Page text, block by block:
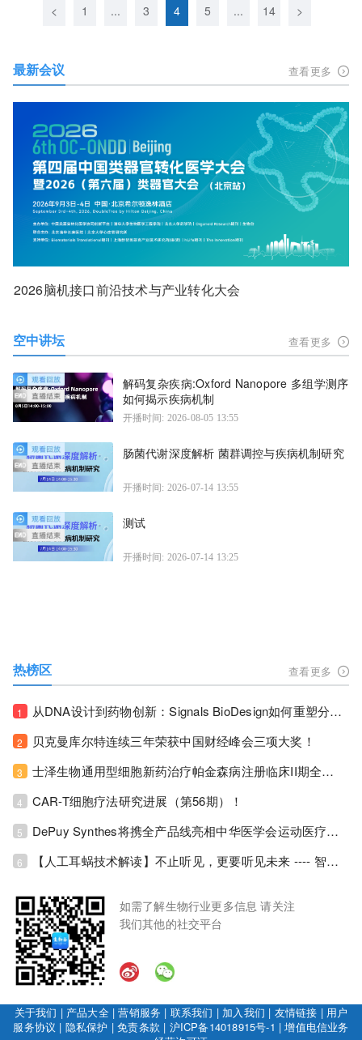
< 1 ... 3 4 5 ... 14 >
最新会议 查看更多
2026脑机接口前沿技术与产业转化大会
空中讲坛 查看更多
解码复杂疾病:Oxford Nanopore 多组学测序
如何揭示疾病机制
开播时间: 2026-08-05 13:55
肠菌代谢深度解析 菌群调控与疾病机制研究
开播时间: 2026-07-14 13:55
测试
开播时间: 2026-07-14 13:25
热榜区 查看更多
1 从DNA设计到药物创新：Signals BioDesign如何重塑分子生物学研发生态！
2 贝克曼库尔特连续三年荣获中国财经峰会三项大奖！
3 士泽生物通用型细胞新药治疗帕金森病注册临床II期全部入组完成！
4 CAR-T细胞疗法研究进展（第56期）！
5 DePuy Synthes将携全产品线亮相中华医学会运动医疗分会大会，加码布局中国运动医学创新赛道！
6 【人工耳蜗技术解读】不止听见，更要听见未来 ---- 智能耳蜗，开启人工耳蜗技术新纪元！
如需了解生物行业更多信息 请关注
我们其他的社交平台
关于我们 | 产品大全|营销服务 | 联系我们 | 加入我们 | 友情链接 | 用户
服务协议 | 隐私保护 |免责条款 | 沪ICP备14018915号-1 |增值电信业务